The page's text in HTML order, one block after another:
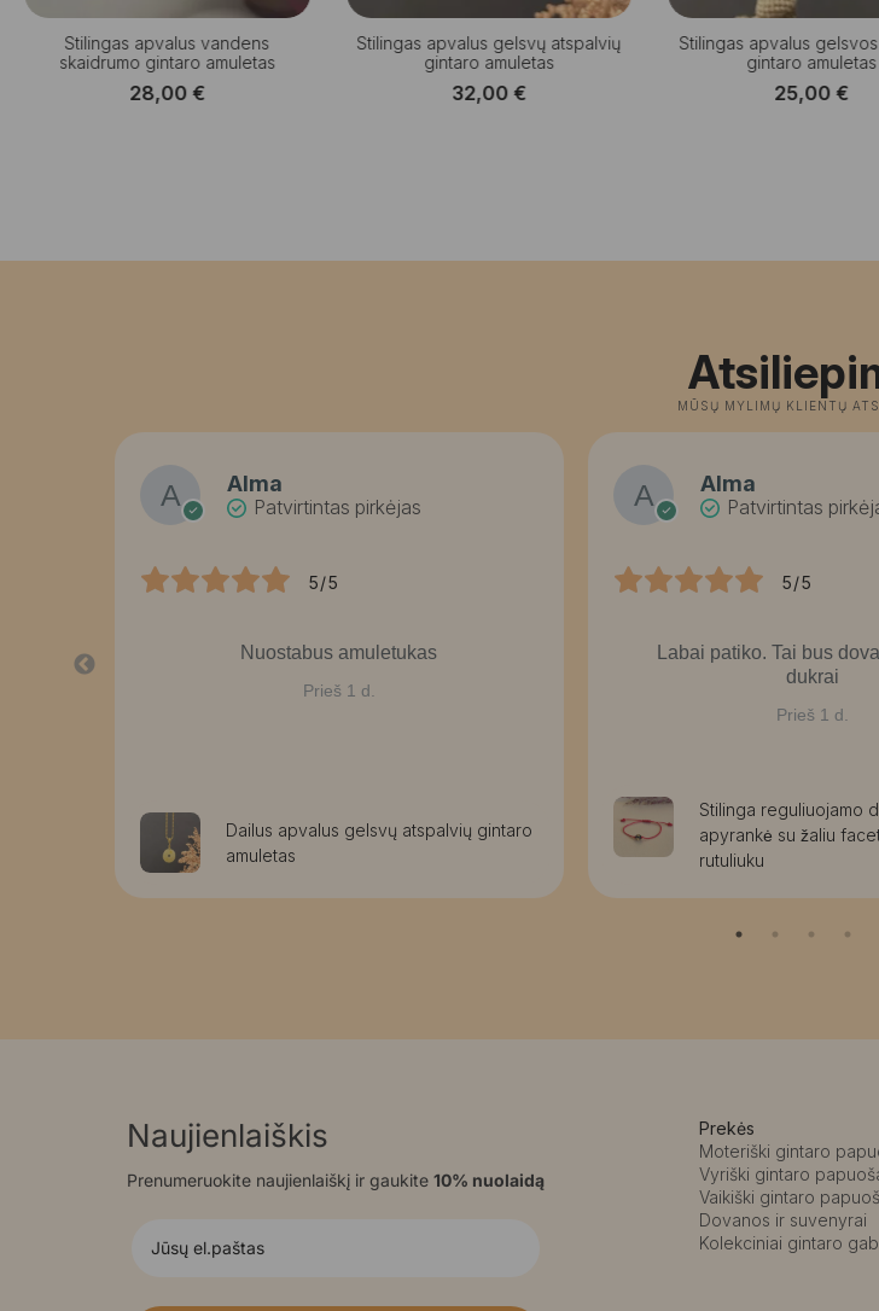
Stilingas apvalus vandens
skaidrumo gintaro amuletas
28,00 €
Stilingas apvalus gelsvų atspalvių
gintaro amuletas
32,00€
Stilingas apvalus
gintaro amuletas
25,00 €
MŪSŲ MYLIMŲ KLIENTŲ
Alma
Patvirtintas pirkėjas
5/5
Nuostabus amuletukas
Prieš 1 d.
Dailus apvalus gelsvų atspalvių gintaro
amuletas
Alma
Patvirtintas
5/5
Labai patiko. Tai bus
dukrai
Prieš 1 d.
Stilinga reguliuojamo
apyrankė su žaliu
rutuliuku
Naujienlaiškis
Prenumeruokite naujienlaiškį ir gaukite 10% nuolaidą
Prekės
Moteriški gintaro
Vyriški gintaro
Vaikiški gintaro
Dovanos ir suvenyrai
Kolekciniai gintaro